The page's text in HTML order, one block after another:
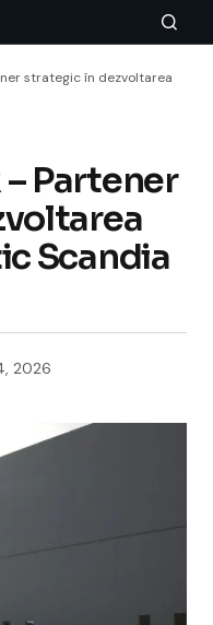
strategic în dezvoltarea
Partener
Scandia
2026